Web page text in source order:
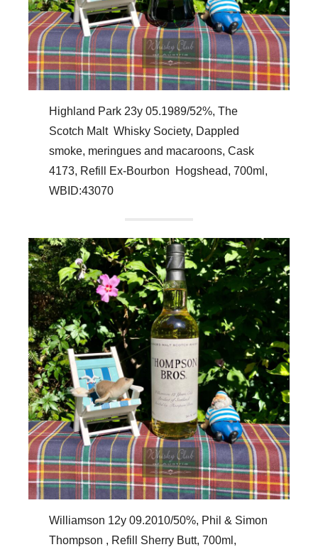
Highland Park 23y 05.1989/52%, The
Scotch Malt Whisky Society, Dappled
smoke, meringues and macaroons, Cask
4173, Refill Ex-Bourbon Hogshead, 700ml,
WBID:43070
Williamson 12y 09.2010/50%, Phil & Simon
Thompson , Refill Sherry Butt, 700ml,